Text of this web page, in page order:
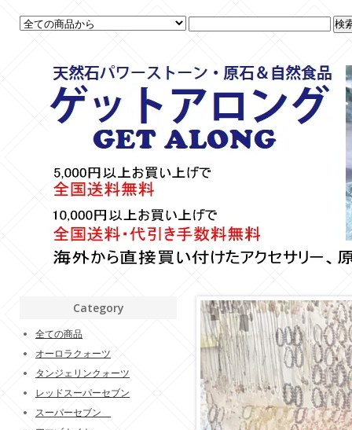
Category
全ての商品
オーロラクォーツ
タンジェリンクォーツ
レッドスーパーセブン
スーパーセブン